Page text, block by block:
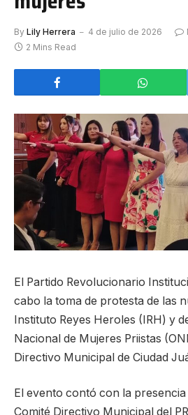
By Lily Herrera 4 de julio de 2026
2 Mins Read
El Partido Revolucionario
cabo la toma de protesta de las
Instituto Reyes Heroles (IRH) y
Nacional de Mujeres Priistas
Directivo Municipal de Ciudad
El evento contó con la presencia
Comité Directivo Municipal del